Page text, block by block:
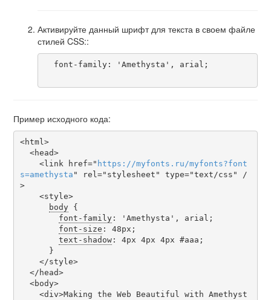
Активируйте данный шрифт для текста в своем файле
стилей CSS::
Пример исходного кода:
<html>
    <link href="
https ://myfonts . ru/myfonts?font
s=amethysta " rel="stylesheet" type="text/css" /
>
body {
font-family: 'Amethysta', arial;
font-size : 48px;
text-shadow: 4px 4px 4px #aaa;